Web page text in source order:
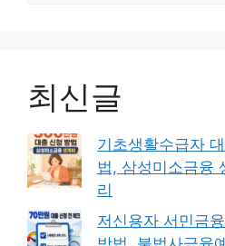
최신글
기초생활수급자
법, 삼성미소금융
리
저신용자 서민금